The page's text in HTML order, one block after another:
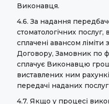
Виконавця.
4.6. За надання
стоматологічних
сплачені авансом ліміти
Договору, Замовник по
сплачує Виконавцю
виставлених ним
передачі наданих
4.7. Якщо у процесі